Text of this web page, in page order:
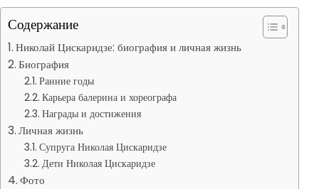
Содержание
Николай Цискаридзе: биография и личная жизнь
Биография
Ранние годы
Карьера балерина и хореографа
Награды и достижения
Личная жизнь
Супруга Николая Цискаридзе
Дети Николая Цискаридзе
Фото